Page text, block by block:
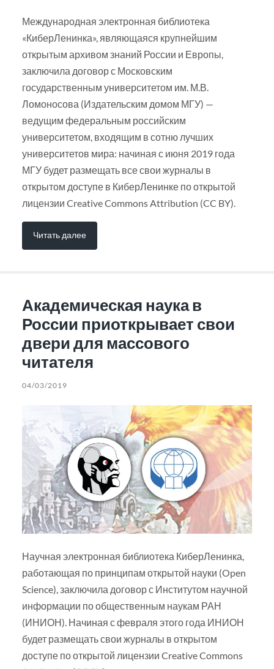
Международная электронная библиотека
«КиберЛенинка», являющаяся крупнейшим
открытым архивом знаний России и Европы,
заключила договор с Московским
государственным университетом им. М.В.
Ломоносова (Издательским домом МГУ) —
ведущим федеральным российским
университетом, входящим в сотню лучших
университетов мира: начиная с июня 2019 года
МГУ будет размещать все свои журналы в
открытом доступе в КиберЛенинке по открытой
лицензии Creative Commons Attribution (CC BY).
Читать далее
Академическая наука в
России приоткрывает свои
двери для массового
читателя
04/03/2019
Научная электронная библиотека КиберЛенинка,
работающая по принципам открытой науки (Open
Science), заключила договор с Институтом научной
информации по общественным наукам РАН
(ИНИОН). Начиная с февраля этого года ИНИОН
будет размещать свои журналы в открытом
доступе по открытой лицензии Creative Commons